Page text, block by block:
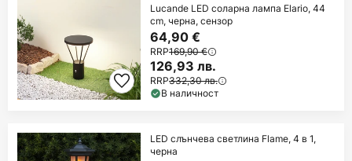
Lucande LED соларна лампа Elario, 44
cm, черна, сензор
64,90 €
RRP169,90 €
126,93 лв.
RRP332,30 лв.
В наличност
LED слънчева светлина Flame, 4 в 1,
черна